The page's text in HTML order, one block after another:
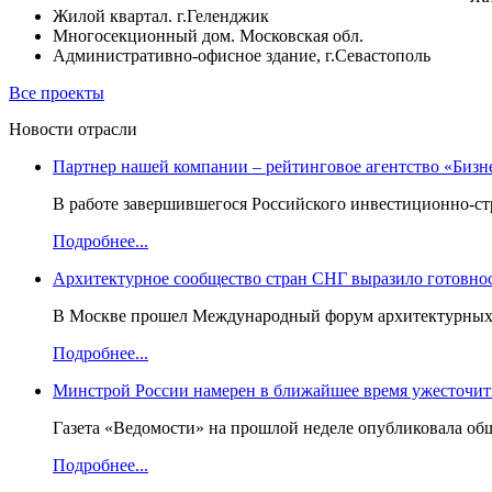
Жилой квартал. г.Геленджик
Многосекционный дом. Московская обл.
Административно-офисное здание, г.Севастополь
Все проекты
Новости отрасли
Партнер нашей компании – рейтинговое агентство
В работе завершившегося Российского инвестиционно-
Подробнее...
Архитектурное сообщество стран СНГ выразило
В Москве прошел Международный форум архитектурных
Подробнее...
Минстрой России намерен в ближайшее время
Газета «Ведомости» на прошлой неделе опубликовала
Подробнее...